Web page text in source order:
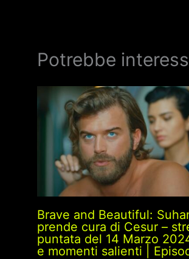
Potrebbe
Brave and Beautiful:
prende cura di Cesur –
puntata del 14 Marzo
e momenti salienti |